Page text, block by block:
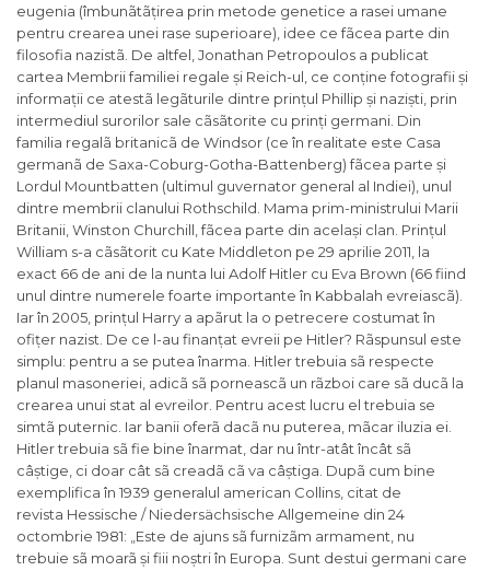
eugenia (îmbunãtãțirea prin metode genetice a rasei umane
pentru crearea unei rase superioare), idee ce fãcea parte din
filosofia nazistã. De altfel, Jonathan Petropoulos a publicat
cartea Membrii familiei regale și Reich-ul , ce conține fotografii și
informații ce atestã legãturile dintre prințul Phillip și naziști, prin
intermediul surorilor sale cãsãtorite cu prinți germani. Din
familia regalã britanicã de Windsor (ce în realitate este Casa
germanã de Saxa-Coburg-Gotha-Battenberg) fãcea parte și
Lordul Mountbatten (ultimul guvernator general al Indiei), unul
dintre membrii clanului Rothschild. Mama prim-ministrului Marii
Britanii, Winston Churchill, fãcea parte din același clan. Prințul
William s-a cãsãtorit cu Kate Middleton pe 29 aprilie 2011, la
exact 66 de ani de la nunta lui Adolf Hitler cu Eva Brown (66 fiind
unul dintre numerele foarte importante în Kabbalah evreiascã).
Iar în 2005, prințul Harry a apãrut la o petrecere costumat în
ofițer nazist. De ce l-au finanțat evreii pe Hitler? Rãspunsul este
simplu: pentru a se putea înarma. Hitler trebuia sã respecte
planul masoneriei, adicã sã porneascã un rãzboi care sã ducã la
crearea unui stat al evreilor. Pentru acest lucru el trebuia se
simtã puternic. Iar banii oferã dacã nu puterea, mãcar iluzia ei.
Hitler trebuia sã fie bine înarmat, dar nu într-atât încât sã
câștige, ci doar cât sã creadã cã va câștiga. Dupã cum bine
exemplifica în 1939 generalul american Collins, citat de
revista Hessische / Niedersächsische Allgemeine din 24
octombrie 1981: „ Este de ajuns sã furnizãm armament, nu
trebuie sã moarã și fiii noștri în Europa. Sunt destui germani care